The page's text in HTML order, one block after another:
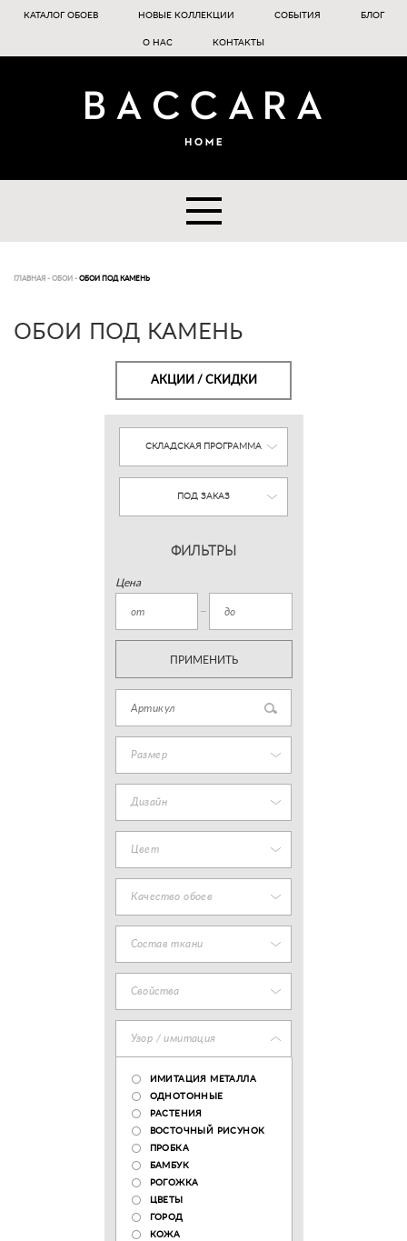
КАТАЛОГ ОБОЕВ НОВЫЕ КОЛЛЕКЦИИ СОБЫТИЯ БЛОГ
О НАС КОНТАКТЫ
ГЛАВНАЯ - ОБОИ - ОБОИ ПОД КАМЕНЬ
ОБОИ ПОД КАМЕНЬ
АКЦИИ / СКИДКИ
СКЛАДСКАЯ ПРОГРАММА
ПОД ЗАКАЗ
ФИЛЬТРЫ
Цена
ПРИМЕНИТЬ
Размер
Дизайн
Цвет
Качество обоев
Состав ткани
Свойства
Узор / имитация
ИМИТАЦИЯ МЕТАЛЛА
ОДНОТОННЫЕ
РАСТЕНИЯ
ВОСТОЧНЫЙ РИСУНОК
ПРОБКА
БАМБУК
РОГОЖКА
ЦВЕТЫ
ГОРОД
КОЖА